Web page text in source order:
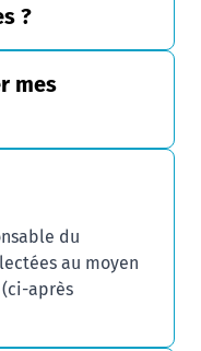
?
mes
du
au moyen
après